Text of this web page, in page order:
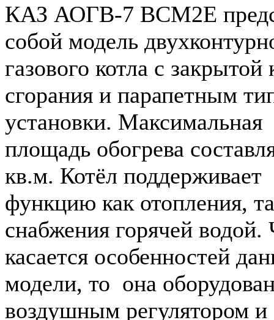
КАЗ АОГВ-7 ВСМ2Е
собой модель
газового котла с закрытой
сгорания и парапетным
установки. Максимальная
площадь обогрева
кв.м. Котёл поддерживает
функцию как отопления,
снабжения горячей водой.
касается особенностей
модели, то она
воздушным регулятором и